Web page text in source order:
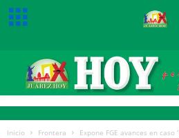
Inicio Frontera Expone FGE avances en